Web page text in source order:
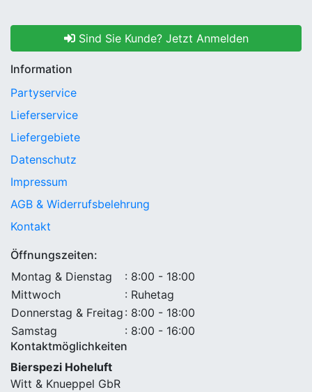
Sind Sie Kunde? Jetzt Anmelden
Information
Partyservice
Lieferservice
Liefergebiete
Datenschutz
Impressum
AGB & Widerrufsbelehrung
Kontakt
Öffnungszeiten:
Montag & Dienstag
: 8:00 - 18:00
Mittwoch
: Ruhetag
Donnerstag & Freitag : 8:00 - 18:00
Samstag
: 8:00 - 16:00
Kontaktmöglichkeiten
Bierspezi Hoheluft
Witt & Knueppel GbR